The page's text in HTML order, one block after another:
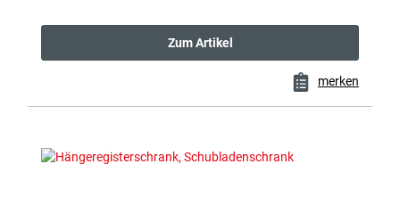
Zum Artikel
merken